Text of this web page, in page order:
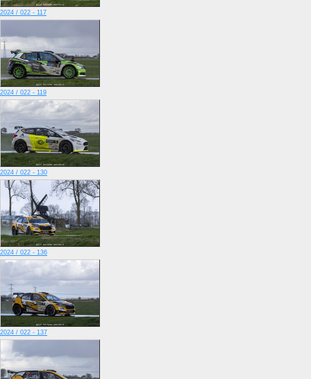
2024 / 022 - 117
2024 / 022 - 119
2024 / 022 - 130
2024 / 022 - 136
2024 / 022 - 137